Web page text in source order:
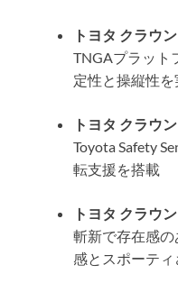
トヨタ クラウ
TNGAプラット
定性と操縦性を
トヨタ クラウ
Toyota Safety
転支援を搭載
トヨタ クラウ
斬新で存在感
感とスポーテ